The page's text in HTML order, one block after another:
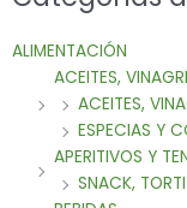
ALIMENTACIÓN
ACEITES,
ACEITES,
ESPECIAS Y
APERITIVOS Y
SNACK,